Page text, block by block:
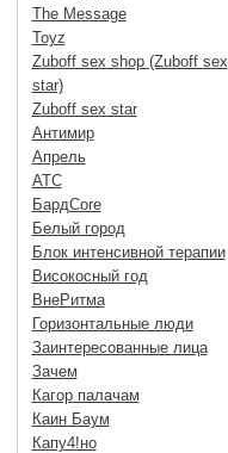
The Message
Toyz
Zuboff sex shop (Zuboff sex
star)
Zuboff sex star
Антимир
Апрель
АТС
БардCore
Белый город
Блок интенсивной терапии
Високосный год
ВнеРитма
Горизонтальные люди
Заинтересованные лица
Зачем
Кагор палачам
Каин Баум
Капу4!но